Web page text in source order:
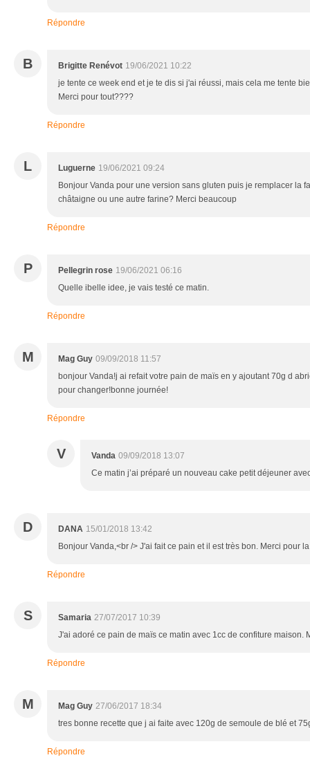
Répondre
B Brigitte Renévot 19/06/2021 10:22
je tente ce week end et je te dis si j'ai réussi, mais cela me tente
Merci pour tout????
Répondre
L Luguerne 19/06/2021 09:24
Bonjour Vanda pour une version sans gluten puis je remplacer la
châtaigne ou une autre farine? Merci beaucoup
Répondre
P Pellegrin rose 19/06/2021 06:16
Quelle ibelle idee, je vais testé ce matin.
Répondre
M Mag Guy 09/09/2018 11:57
bonjour Vanda!j ai refait votre pain de maïs en y ajoutant 70g d
pour changer!bonne journée!
Répondre
V Vanda 09/09/2018 13:07
Ce matin j’ai préparé un nouveau cake petit déjeuner
D DANA 15/01/2018 13:42
Bonjour Vanda,<br /> J'ai fait ce pain et il est très bon. Merci pour
Répondre
S Samaria 27/07/2017 10:39
J'ai adoré ce pain de maïs ce matin avec 1cc de confiture maison.
Répondre
M Mag Guy 27/06/2017 18:34
tres bonne recette que j ai faite avec 120g de semoule de blé et
Répondre